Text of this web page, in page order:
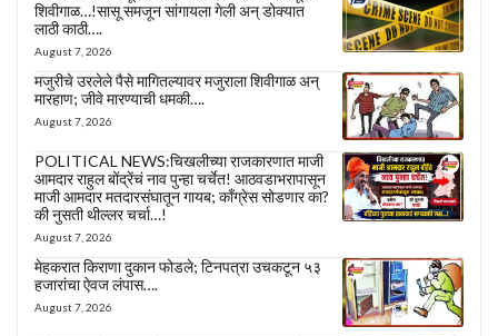
शिवीगाळ…!सासू समजून सांगायला गेली अन् डोक्यात
लाठी काठी….
August 7, 2026
मजुरीचे उरलेले पैसे मागितल्यावर मजुराला शिवीगाळ अन्
मारहाण; जीवे मारण्याची धमकी….
August 7, 2026
POLITICAL NEWS:चिखलीच्या राजकारणात माजी
आमदार राहुल बोंद्रेंचं नाव पुन्हा चर्चेत! आठवडाभरापासून
माजी आमदार मतदारसंघातून गायब; काँग्रेस सोडणार का?
की नुसती थील्लर चर्चा…!
August 7, 2026
मेहकरात किराणा दुकान फोडले; टिनपत्रा उचकटून ५३
हजारांचा ऐवज लंपास….
August 7, 2026